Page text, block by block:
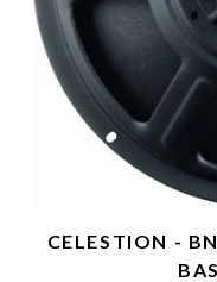
CELESTION -